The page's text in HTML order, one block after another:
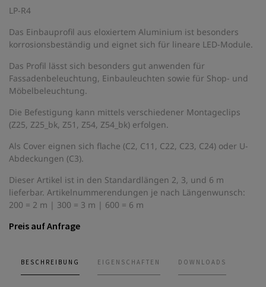
LP-R4
Das Einbauprofil aus eloxiertem Aluminium ist besonders
korrosionsbeständig und eignet sich für lineare LED-Module.
Das Profil lässt sich besonders gut anwenden für
Fassadenbeleuchtung, Einbauleuchten sowie für Shop- und
Möbelbeleuchtung.
Die Befestigung kann mittels verschiedener Montageclips
(Z25, Z25_bk, Z51, Z54, Z54_bk) erfolgen.
Als Cover eignen sich flache (C2, C11, C22, C23, C24) oder U-
Abdeckungen (C3).
Dieser Artikel ist in den Standardlängen 2, 3, und 6 m
lieferbar. Artikelnummerendungen je nach Längenwunsch:
200 = 2 m | 300 = 3 m | 600 = 6 m
Preis auf Anfrage
BESCHREIBUNG EIGENSCHAFTEN DOWNLOADS